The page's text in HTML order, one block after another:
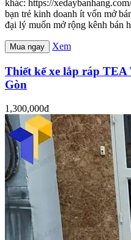
khác: https://
bạn trẻ kinh doanh ít vốn mở
đại lý muốn mở rộng kênh bán
Mua ngay Xem
Thiết kế xe lắp ráp
Gòn
1,300,000đ